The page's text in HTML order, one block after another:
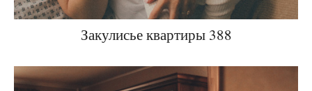
Закулисье квартиры 388